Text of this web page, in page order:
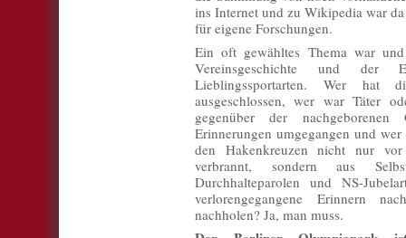
ins Internet und zu Wikipedia war
für eigene Forschungen.
Ein oft gewähltes Thema war
Vereinsgeschichte und der
Lieblingssportarten. Wer hat
ausgeschlossen, wer war Täter
gegenüber der nachgeborenen
Erinnerungen umgegangen und
den Hakenkreuzen nicht nur
verbrannt, sondern aus
Durchhalteparolen und NS-
verlorengegangene Erinnern
nachholen? Ja, man muss.